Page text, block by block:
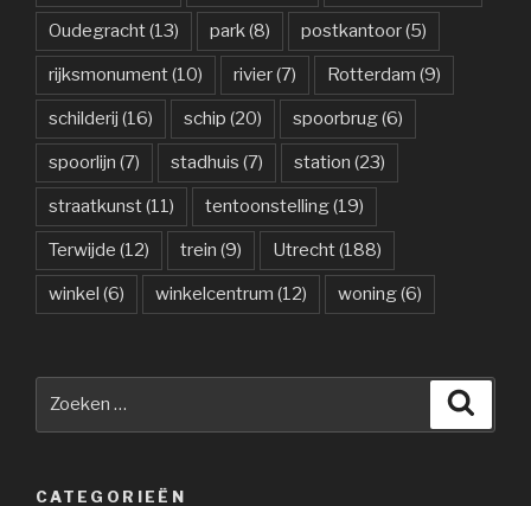
Oudegracht(13) park(8) postkantoor(5)
rijksmonument(10) rivier(7) Rotterdam (9)
schilderij (16) schip (20) spoorbrug(6)
spoorlijn (7) stadhuis (7) station (23)
straatkunst(11) tentoonstelling(19)
Terwijde (12) trein (9) Utrecht(188)
winkel (6) winkelcentrum (12) woning(6)
CATEGORIEËN